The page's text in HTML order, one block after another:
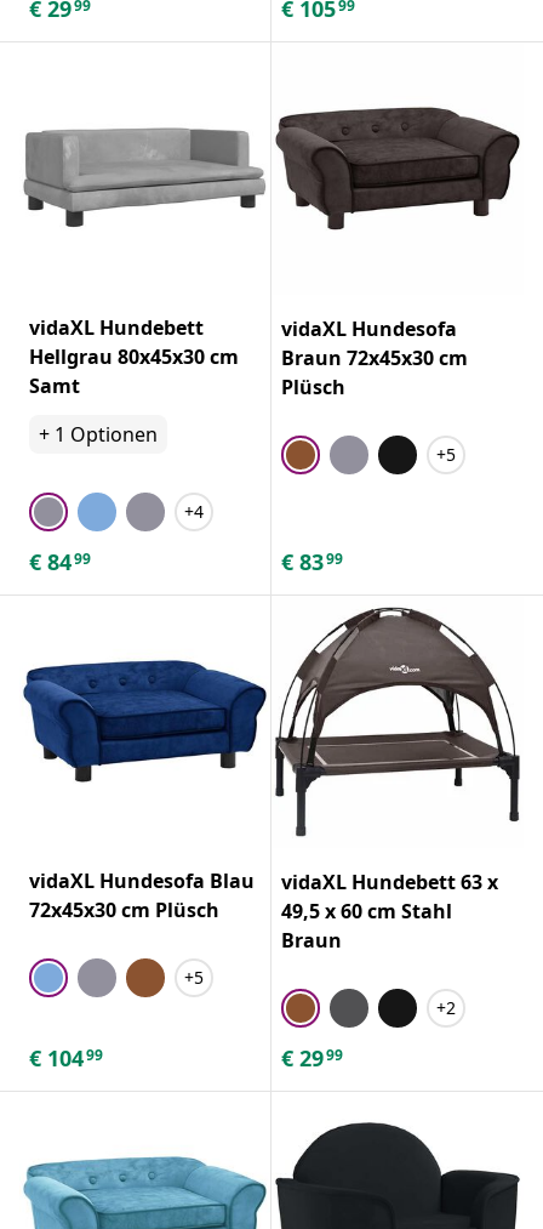
€ 2999 € 10599
vidaXL Hundebett
Hellgrau 80x45x30 cm
Samt
+ 1 Optionen
+4
€ 8499
vidaXL Hundesofa
Braun 72x45x30 cm
Plüsch
+5
€ 8399
vidaXL Hundesofa Blau
72x45x30 cm Plüsch
+5
€ 10499
vidaXL Hundebett 63 x
49,5 x 60 cm Stahl
Braun
+2
€ 2999